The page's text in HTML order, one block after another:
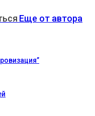
Еще от автора